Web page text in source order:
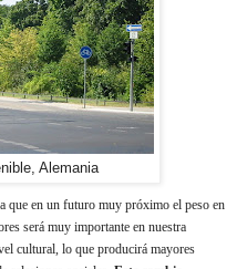
Alemania
que en un futuro muy próximo el peso en
será muy importante en nuestra
cultural, lo que producirá mayores